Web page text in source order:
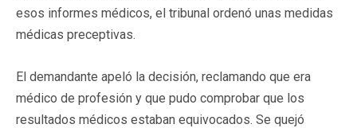
esos informes médicos, el tribunal ordenó unas medidas
médicas preceptivas.
El demandante apeló la decisión, reclamando que era
médico de profesión y que pudo comprobar que los
resultados médicos estaban equivocados. Se quejó